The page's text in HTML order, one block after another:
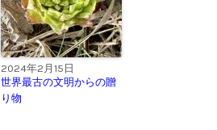
2024年2月15日
世界最古の文明からの贈
り物